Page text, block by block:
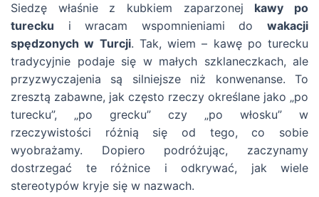
Siedzę właśnie z kubkiem zaparzonej kawy po
turecku i wracam wspomnieniami do wakacji
spędzonych w Turcji. Tak, wiem – kawę po turecku
tradycyjnie podaje się w małych szklaneczkach, ale
przyzwyczajenia są silniejsze niż konwenanse. To
zresztą zabawne, jak często rzeczy określane jako „po
turecku”, „po grecku” czy „po włosku” w
rzeczywistości różnią się od tego, co sobie
wyobrażamy. Dopiero podróżując, zaczynamy
dostrzegać te różnice i odkrywać, jak wiele
stereotypów kryje się w nazwach.